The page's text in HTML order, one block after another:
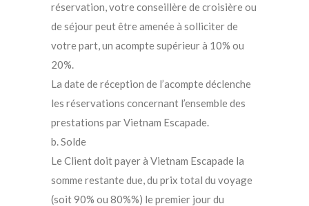
réservation, votre conseillère de croisière ou
de séjour peut être amenée à solliciter de
votre part, un acompte supérieur à 10% ou
20%.
La date de réception de l’acompte déclenche
les réservations concernant l’ensemble des
prestations par Vietnam Escapade.
b. Solde
Le Client doit payer à Vietnam Escapade la
somme restante due, du prix total du voyage
(soit 90% ou 80%%) le premier jour du